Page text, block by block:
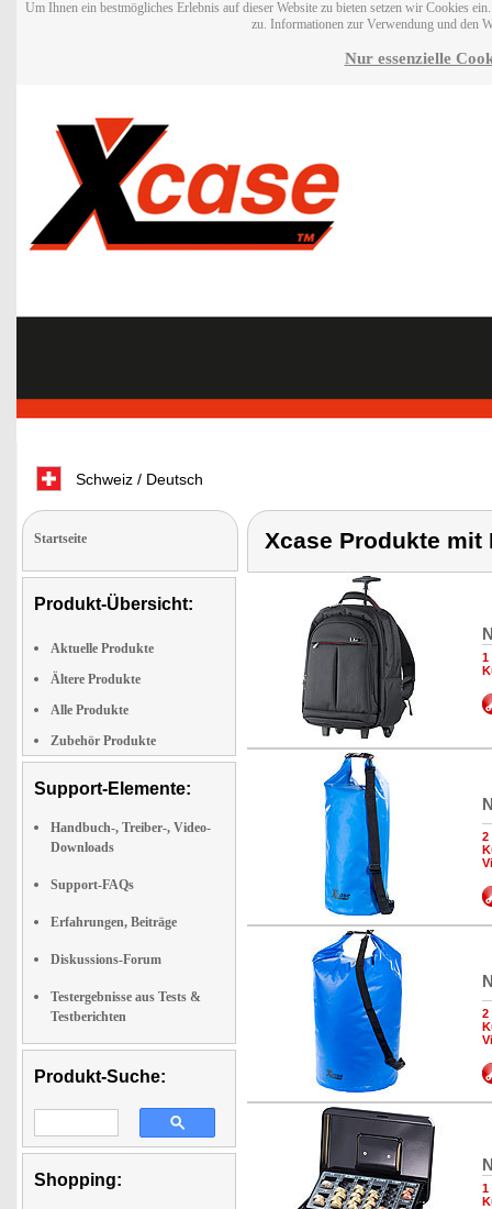
Um Ihnen ein bestmögliches Erlebnis auf dieser Website zu bieten setzen wir Cookies
zu. Informationen zur Verwendung und den
Nur essenzielle
Schweiz / Deutsch
Startseite
Produkt-Übersicht:
Aktuelle Produkte
Ältere Produkte
Alle Produkte
Zubehör Produkte
Support-Elemente:
Handbuch-, Treiber-, Video-
Downloads
Support-FAQs
Erfahrungen, Beiträge
Diskussions-Forum
Testergebnisse aus Tests &
Testberichten
Produkt-Suche:
Shopping:
Xcase Produkte mit
1
2
2
1